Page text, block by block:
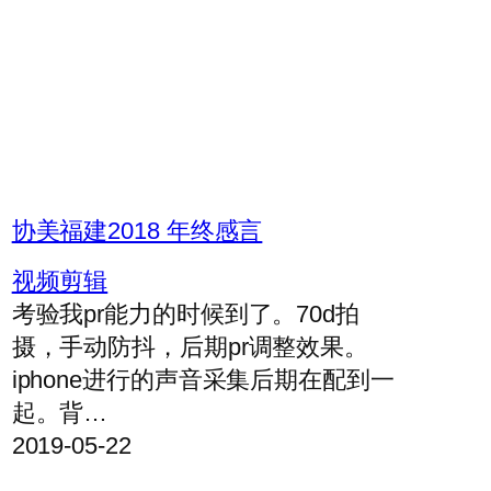
协美福建2018 年终感言
视频剪辑
考验我pr能力的时候到了。70d拍
摄，手动防抖，后期pr调整效果。
iphone进行的声音采集后期在配到一
起。背…
2019-05-22